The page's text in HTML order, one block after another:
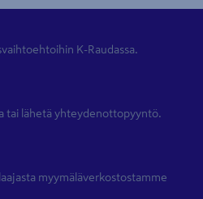
K-Raudassa.
tai lähetä yhteydenottopyyntö.
myymäläverkostostamme